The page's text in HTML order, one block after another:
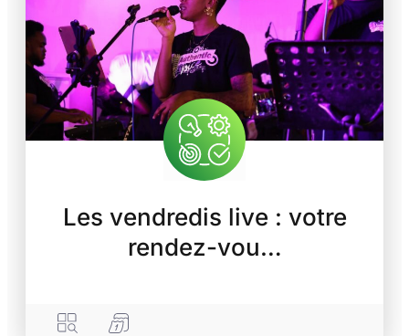
Les vendredis live : votre
rendez-vou…